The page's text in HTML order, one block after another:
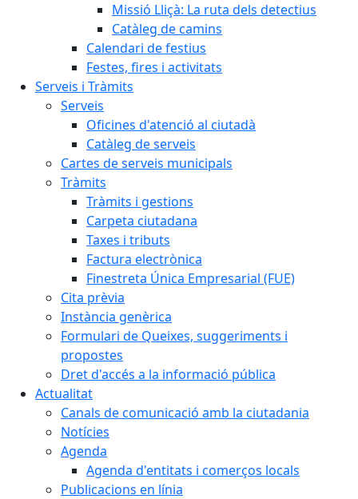
Missió Lliçà: La ruta dels detectius
Catàleg de camins
Calendari de festius
Festes, fires i activitats
Serveis i Tràmits
Serveis
Oficines d'atenció al ciutadà
Catàleg de serveis
Cartes de serveis municipals
Tràmits
Tràmits i gestions
Carpeta ciutadana
Taxes i tributs
Factura electrònica
Finestreta Única Empresarial (FUE)
Cita prèvia
Instància genèrica
Formulari de Queixes, suggeriments i
propostes
Dret d'accés a la informació pública
Actualitat
Canals de comunicació amb la ciutadania
Notícies
Agenda
Agenda d'entitats i comerços locals
Publicacions en línia